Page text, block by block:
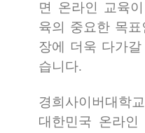
면 온라인 교육
육의 중요한 목
장에 더욱 다가
습니다.
경희사이버대학
대한민국 온라인